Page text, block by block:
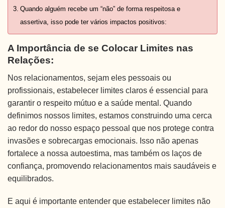
Quando alguém recebe um “não” de forma respeitosa e
assertiva, isso pode ter vários impactos positivos:
A Importância de se Colocar Limites nas
Relações:
Nos relacionamentos, sejam eles pessoais ou
profissionais, estabelecer limites claros é essencial para
garantir o respeito mútuo e a saúde mental. Quando
definimos nossos limites, estamos construindo uma cerca
ao redor do nosso espaço pessoal que nos protege contra
invasões e sobrecargas emocionais. Isso não apenas
fortalece a nossa autoestima, mas também os laços de
confiança, promovendo relacionamentos mais saudáveis e
equilibrados.
E aqui é importante entender que estabelecer limites não